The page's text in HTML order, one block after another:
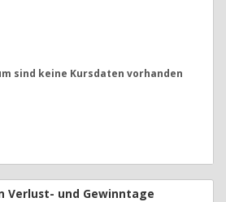
sind keine Kursdaten vorhanden
Verlust- und Gewinntage